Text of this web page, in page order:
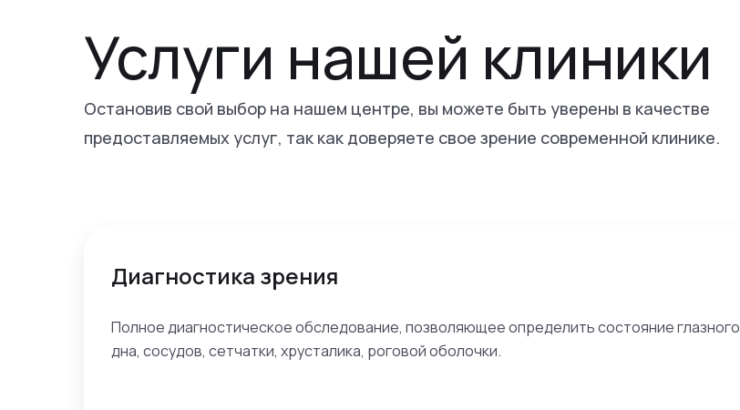
Услуги нашей клиники
Остановив свой выбор на нашем центре, вы можете быть уверены в качестве
предоставляемых услуг, так как доверяете свое зрение современной клинике.
Диагностика зрения
Полное диагностическое обследование, позволяющее определить состояние глазного
дна, сосудов, сетчатки, хрусталика, роговой оболочки.